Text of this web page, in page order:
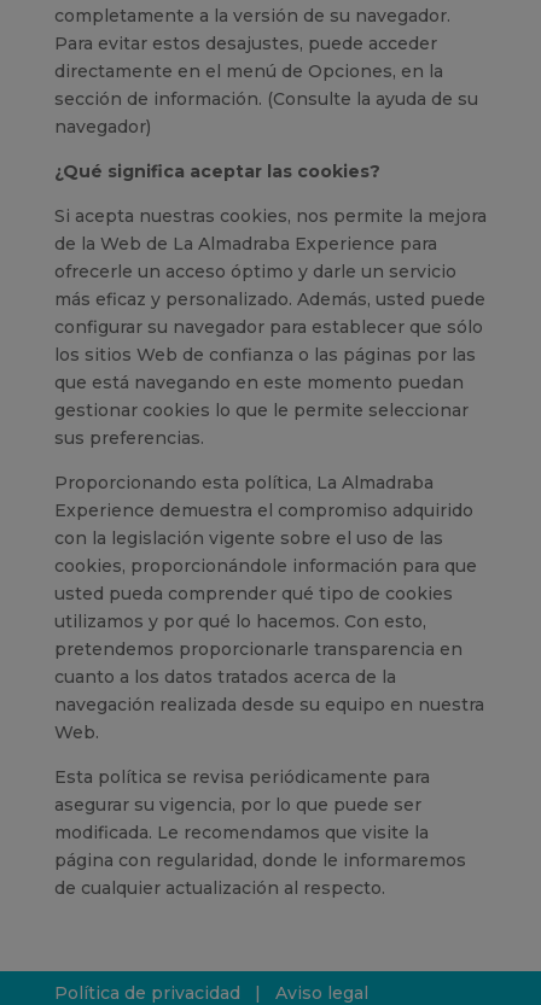
completamente a la versión de su navegador.
Para evitar estos desajustes, puede acceder
directamente en el menú de Opciones, en la
sección de información. (Consulte la ayuda de su
navegador)
¿Qué significa aceptar las cookies?
Si acepta nuestras cookies, nos permite la mejora
de la Web de La Almadraba Experience para
ofrecerle un acceso óptimo y darle un servicio
más eficaz y personalizado. Además, usted puede
configurar su navegador para establecer que sólo
los sitios Web de confianza o las páginas por las
que está navegando en este momento puedan
gestionar cookies lo que le permite seleccionar
sus preferencias.
Proporcionando esta política, La Almadraba
Experience demuestra el compromiso adquirido
con la legislación vigente sobre el uso de las
cookies, proporcionándole información para que
usted pueda comprender qué tipo de cookies
utilizamos y por qué lo hacemos. Con esto,
pretendemos proporcionarle transparencia en
cuanto a los datos tratados acerca de la
navegación realizada desde su equipo en nuestra
Web.
Esta política se revisa periódicamente para
asegurar su vigencia, por lo que puede ser
modificada. Le recomendamos que visite la
página con regularidad, donde le informaremos
de cualquier actualización al respecto.
Política de privacidad | Aviso legal